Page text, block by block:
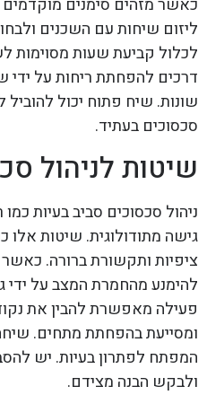
כאשר מזהים סימנים
ליזום שיחות עם השכנים
לכלול קביעת שעות מסוימות
דרכים להפחתת ריחות על ידי
שונות. שיח פתוח יכול להוביל
סכסוכים בעתיד.
שיטות לניהול
ניהול סכסוכים סביב בעיות
גישה מתודולוגית. שיטות
ציפיות ותקשורת ברורה.
להימנע מהחמרת המצב על ידי
פעילה מאפשרת להבין את
ומסייעת בהפחתת מתחים.
המפתח לפתרון בעיות. יש
ולבקש הבנה מצידם.